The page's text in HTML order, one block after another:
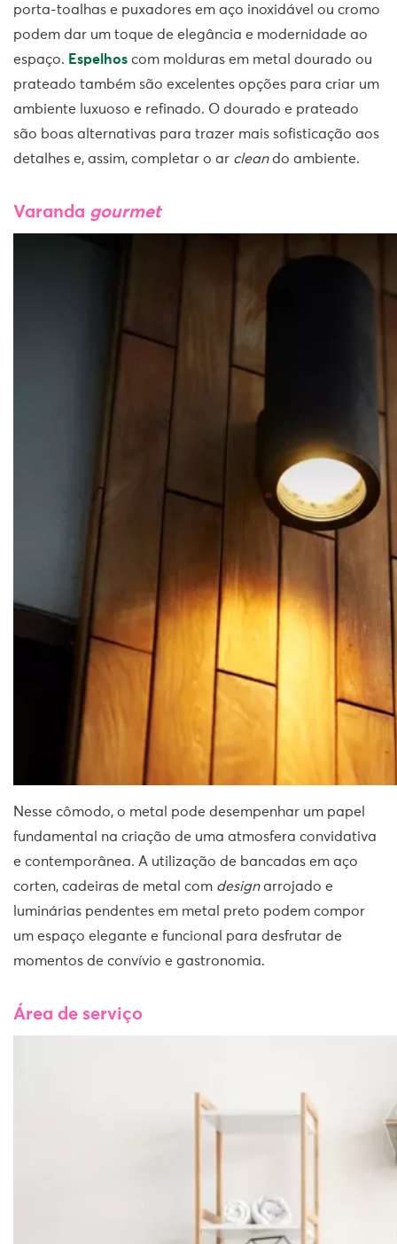
porta-toalhas e puxadores em aço inoxidável ou cromo
podem dar um toque de elegância e modernidade ao
espaço. Espelhos com molduras em metal dourado ou
prateado também são excelentes opções para criar um
ambiente luxuoso e refinado. O dourado e prateado
são boas alternativas para trazer mais sofisticação aos
detalhes e, assim, completar o ar cleando ambiente.
Varanda gourmet
Nesse cômodo, o metal pode desempenhar um papel
fundamental na criação de uma atmosfera convidativa
e contemporânea. A utilização de bancadas em aço
corten, cadeiras de metal com designarrojado e
luminárias pendentes em metal preto podem compor
um espaço elegante e funcional para desfrutar de
momentos de convívio e gastronomia.
Área de serviço